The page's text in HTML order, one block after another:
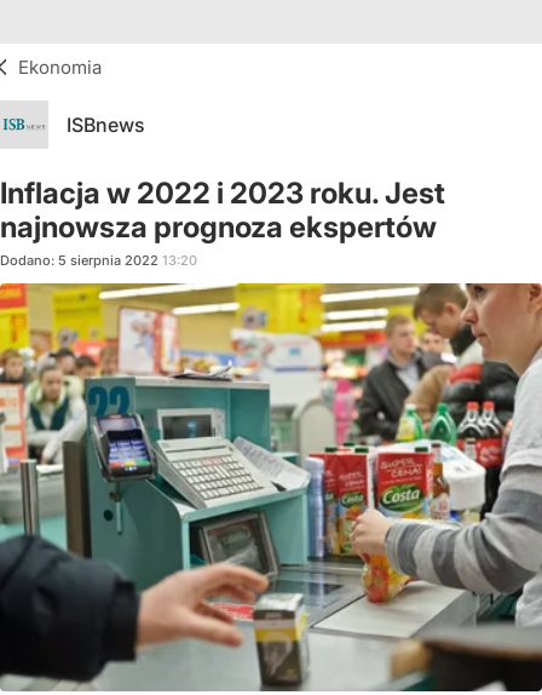
Ekonomia
ISBnews
Inflacja w 2022 i 2023 roku. Jest
najnowsza prognoza ekspertów
Dodano: 5 sierpnia 2022 13:20